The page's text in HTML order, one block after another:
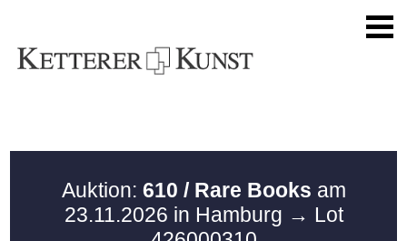
Auktion: 610 / Rare Books am
23.11.2026 in Hamburg → Lot